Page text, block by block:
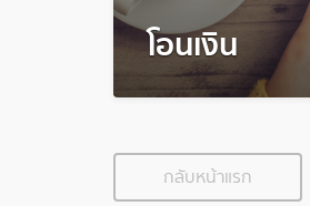
โอนเงิน
กลับหน้าแรก